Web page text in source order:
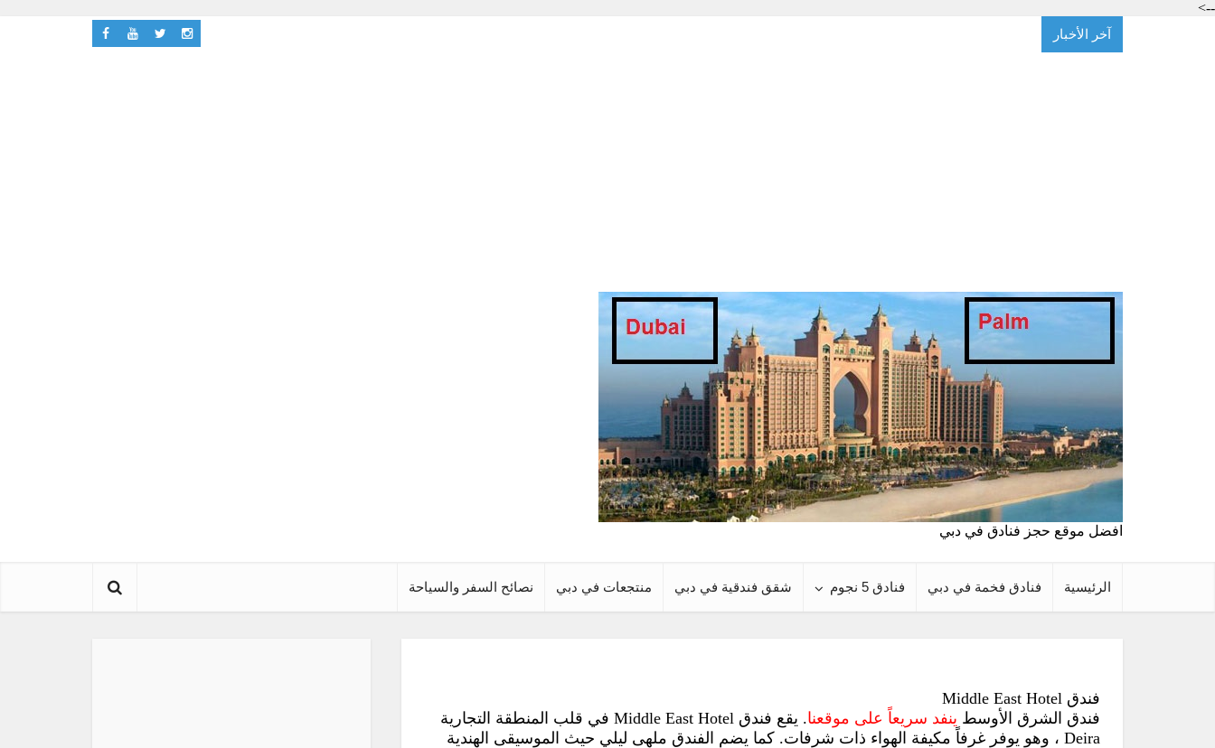
-->
آخر الأخبار
افضل موقع حجز فنادق في دبي
الرئيسية فنادق فخمة في دبي فنادق 5 نجوم شقق فندقية في دبي منتجعات في دبي نصائح السفر والسياحة
فندق Middle East Hotel
فندق الشرق الأوسط ينفد سريعاً على موقعنا
. يقع فندق Middle East Hotel في قلب المنطقة التجارية
Deira ، وهو يوفر غرفاً مكيفة الهواء ذات شرفات. كما يضم الفندق ملهى ليلي حيث الموسيقى الهندية